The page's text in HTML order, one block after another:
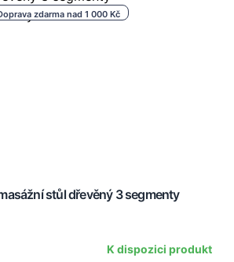
zdarma nad 1 000 Kč
stůl dřevěný 3 segmenty
K dispozici produkt